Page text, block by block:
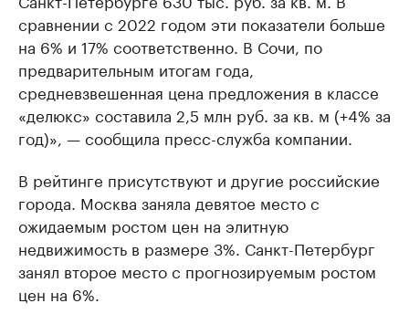
сравнении с 2022 годом эти показатели больше
на 6% и 17% соответственно. В Сочи, по
предварительным итогам года,
средневзвешенная цена предложения в классе
«делюкс» составила 2,5 млн руб. за кв. м (+4% за
год)», — сообщила пресс-служба компании.
В рейтинге присутствуют и другие российские
города. Москва заняла девятое место с
ожидаемым ростом цен на элитную
недвижимость в размере 3%. Санкт-Петербург
занял второе место с прогнозируемым ростом
цен на 6%.